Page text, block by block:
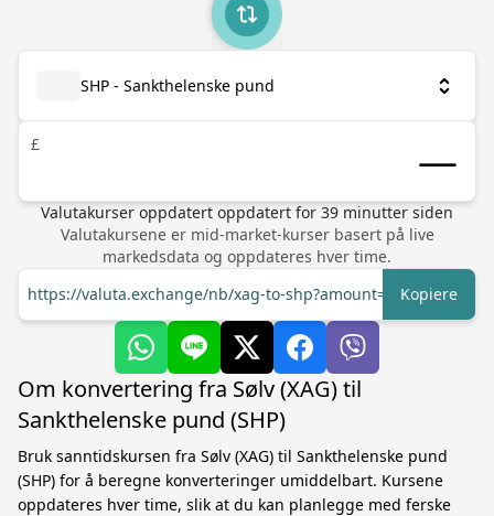
SHP - Sankthelenske pund
£
Valutakurser oppdatert oppdatert for 39 minutter siden
Valutakursene er mid-market-kurser basert på live
markedsdata og oppdateres hver time.
https://valuta.exchange/nb/xag-to-shp?amount=1
Kopiere
Om konvertering fra Sølv (XAG) til
Sankthelenske pund (SHP)
Bruk sanntidskursen fra Sølv (XAG) til Sankthelenske pund
(SHP) for å beregne konverteringer umiddelbart. Kursene
oppdateres hver time, slik at du kan planlegge med ferske